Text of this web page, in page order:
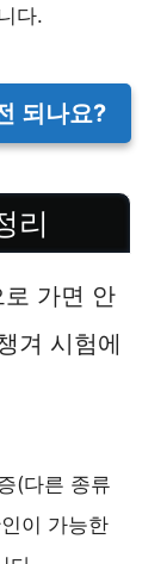
다.
되나요?
리
가면 안
겨 시험에
(다른 종류
이 가능한